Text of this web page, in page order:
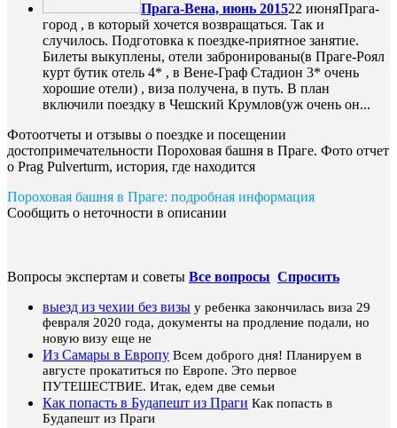
Прага-Вена, июнь 201522 июняПрага-
город , в который хочется возвращаться. Так и
случилось. Подготовка к поездке-приятное занятие.
Билеты выкуплены, отели забронированы(в Праге-Роял
курт бутик отель 4* , в Вене-Граф Стадион 3* очень
хорошие отели) , виза получена, в путь. В план
включили поездку в Чешский Крумлов(уж очень он...
Фотоотчеты и отзывы о поездке и посещении
достопримечательности Пороховая башня в Праге. Фото отчет
о Prag Pulverturm, история, где находится
Пороховая башня в Праге: подробная информация
Сообщить о неточности в описании
Вопросы экспертам и советы Все вопросы Спросить
выезд из чехии без визы у ребенка закончилась виза 29
февраля 2020 года, документы на продление подали, но
новую визу еще не
Из Самары в Европу Всем доброго дня! Планируем в
августе прокатиться по Европе. Это первое
ПУТЕШЕСТВИЕ. Итак, едем две семьи
Как попасть в Будапешт из Праги Как попасть в
Будапешт из Праги